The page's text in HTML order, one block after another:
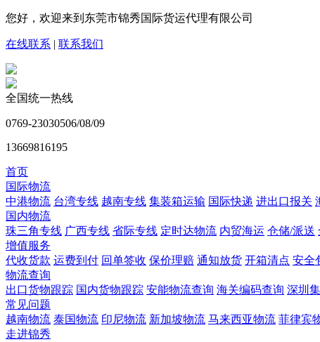
您好，欢迎来到东莞市锦秀国际货运代理有限公司
在线联系 | 联系我们
全国统一热线
0769-23030506/08/09
13669816195
首页
国际物流
中港物流 台湾专线 越南专线 集装箱运输 国际快递 进出口报关
国内物流
珠三角专线 广西专线 省际专线 定时达物流 内贸海运 仓储/派送
增值服务
代收货款 运费到付 回单签收 保价理赔 通知放货 开箱清点 安全
物流查询
出口货物跟踪 国内货物跟踪 安能物流查询 海关编码查询 深圳
常见问题
越南物流 泰国物流 印尼物流 新加坡物流 马来西亚物流 菲律宾
走进锦秀